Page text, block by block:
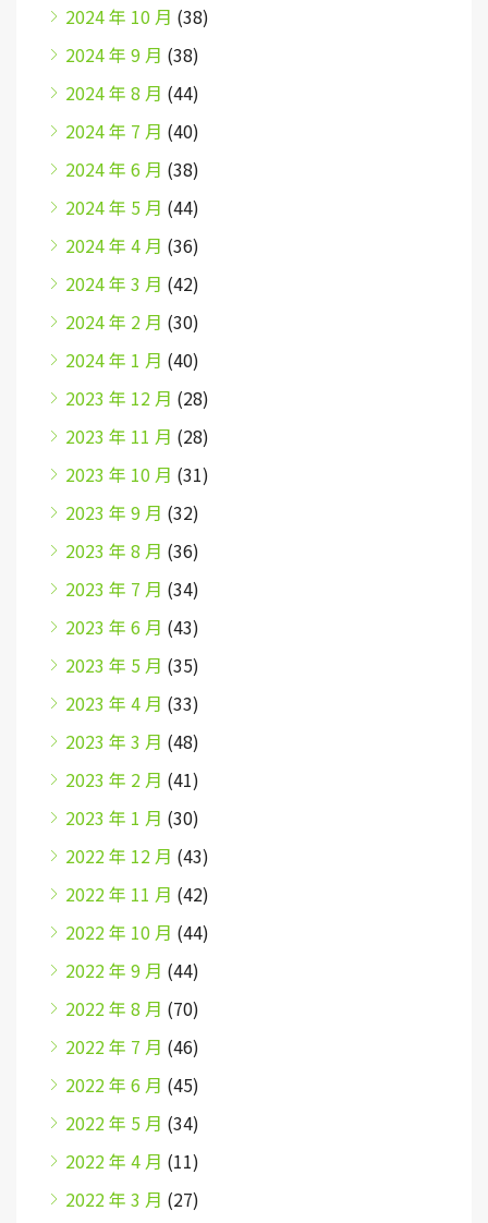
2024 年 10 月 (38)
2024 年 9 月 (38)
2024 年 8 月 (44)
2024 年 7 月 (40)
2024 年 6 月 (38)
2024 年 5 月 (44)
2024 年 4 月 (36)
2024 年 3 月 (42)
2024 年 2 月 (30)
2024 年 1 月 (40)
2023 年 12 月 (28)
2023 年 11 月 (28)
2023 年 10 月 (31)
2023 年 9 月 (32)
2023 年 8 月 (36)
2023 年 7 月 (34)
2023 年 6 月 (43)
2023 年 5 月 (35)
2023 年 4 月 (33)
2023 年 3 月 (48)
2023 年 2 月 (41)
2023 年 1 月 (30)
2022 年 12 月 (43)
2022 年 11 月 (42)
2022 年 10 月 (44)
2022 年 9 月 (44)
2022 年 8 月 (70)
2022 年 7 月 (46)
2022 年 6 月 (45)
2022 年 5 月 (34)
2022 年 4 月 (11)
2022 年 3 月 (27)